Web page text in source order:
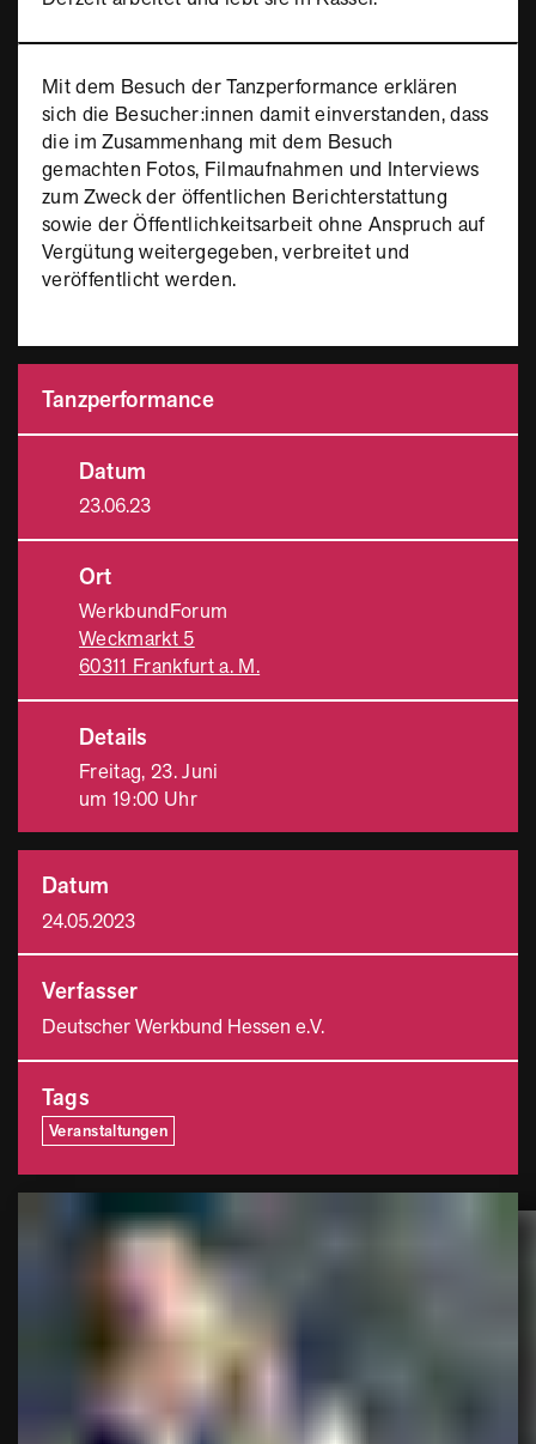
Mit dem Besuch der Tanzperformance erklären
sich die Besucher:innen damit einverstanden, dass
die im Zusammenhang mit dem Besuch
gemachten Fotos, Filmaufnahmen und Interviews
zum Zweck der öffentlichen Berichterstattung
sowie der Öffentlichkeitsarbeit ohne Anspruch auf
Vergütung weitergegeben, verbreitet und
veröffentlicht werden.
Tanzperformance
Datum
23.06.23
Ort
WerkbundForum
Weckmarkt 5
60311 Frankfurt a. M.
Details
Freitag, 23. Juni
um 19:00 Uhr
Datum
24.05.2023
Verfasser
Deutscher Werkbund Hessen e.V.
Tags
Veranstaltungen